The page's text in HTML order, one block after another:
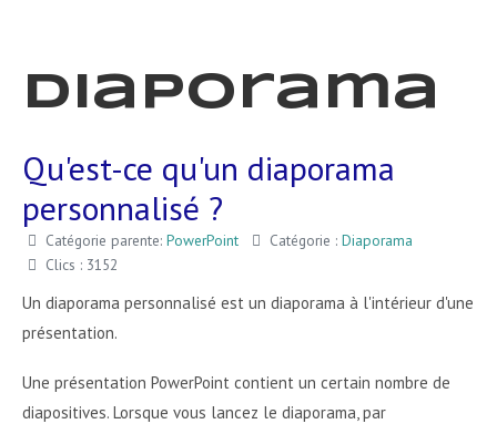
Diaporama
Qu'est-ce qu'un diaporama
personnalisé ?
Catégorie parente: PowerPoint Catégorie : Diaporama
Clics : 3152
Un diaporama personnalisé est un diaporama à l'intérieur d'une
présentation.
Une présentation PowerPoint contient un certain nombre de
diapositives. Lorsque vous lancez le diaporama, par